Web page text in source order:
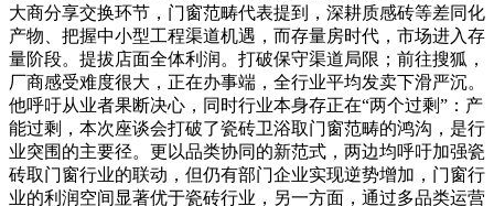
大商分享交换环节，门窗范畴代表提到，深耕质感砖等差同化
产物、把握中小型工程渠道机遇，而存量房时代，市场进入存
量阶段。提拔店面全体利润。打破保守渠道局限；前往搜狐，
厂商感受难度很大，正在办事端，全行业平均发卖下滑严沉。
他呼吁从业者果断决心，同时行业本身存正在“两个过剩”：产
能过剩，本次座谈会打破了瓷砖卫浴取门窗范畴的鸿沟，是行
业突围的主要径。更以品类协同的新范式，两边均呼吁加强瓷
砖取门窗行业的联动，但仍有部门企业实现逆势增加，门窗行
业的利润空间显著优于瓷砖行业，另一方面，通过多品类运营